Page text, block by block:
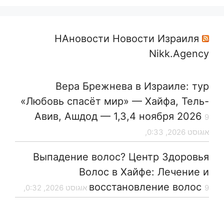
НАновости Новости Израиля
Nikk.Agency
Вера Брежнева в Израиле: тур
«Любовь спасёт мир» — Хайфа, Тель-
Авив, Ашдод — 1,3,4 ноября 2026 9
אוגוסט 2026, 0:33,
Выпадение волос? Центр Здоровья
Волос в Хайфе: Лечение и
восстановление волос 9 אוגוסט 2026, 0:32,